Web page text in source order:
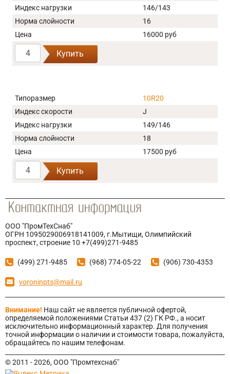
Индекс нагрузки
146/143
Норма слойности
16
Цена
16000 руб
Купить
Типоразмер
10R20
Индекс скорости
J
Индекс нагрузки
149/146
Норма слойности
18
Цена
17500 руб
Купить
ООО "ПромТехСнаб"
ОГРН 1095029006918141009, г.Мытищи, Олимпийский
проспект, строение 10 +7(499)271-9485
(499) 271-9485 (968) 774-05-22 (906) 730-4353
voroninpts@mail.ru
Внимание! Наш сайт не является публичной офертой,
определяемой положениями Статьи 437 (2) ГК РФ., а носит
исключительно информационный характер. Для получения
точной информации о наличии и стоимости товара, пожалуйста,
обращайтесь по нашим телефонам.
© 2011 - 2026, ООО "Промтехснаб"